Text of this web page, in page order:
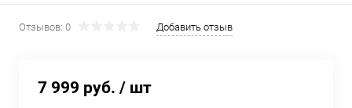
Отзывов: 0 Добавить отзыв
7 999 руб. / шт
об оплате Плайтом